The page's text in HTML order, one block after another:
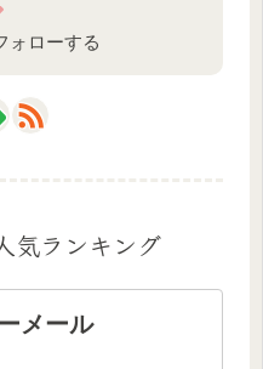
ローする
気ランキング
メール